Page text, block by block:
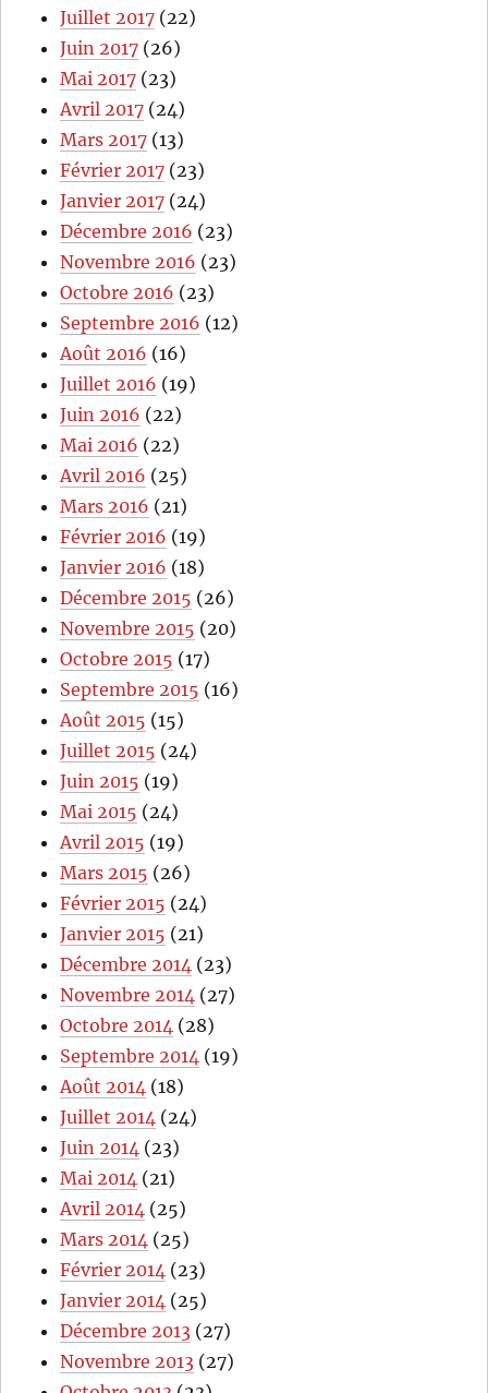
Juillet 2017 (22)
Juin 2017 (26)
Mai 2017 (23)
Avril 2017 (24)
Mars 2017 (13)
Février 2017 (23)
Janvier 2017 (24)
Décembre 2016 (23)
Novembre 2016 (23)
Octobre 2016 (23)
Septembre 2016 (12)
Août 2016 (16)
Juillet 2016 (19)
Juin 2016 (22)
Mai 2016 (22)
Avril 2016 (25)
Mars 2016 (21)
Février 2016 (19)
Janvier 2016 (18)
Décembre 2015 (26)
Novembre 2015 (20)
Octobre 2015 (17)
Septembre 2015 (16)
Août 2015 (15)
Juillet 2015 (24)
Juin 2015 (19)
Mai 2015 (24)
Avril 2015 (19)
Mars 2015 (26)
Février 2015 (24)
Janvier 2015 (21)
Décembre 2014 (23)
Novembre 2014 (27)
Octobre 2014 (28)
Septembre 2014 (19)
Août 2014 (18)
Juillet 2014 (24)
Juin 2014 (23)
Mai 2014 (21)
Avril 2014 (25)
Mars 2014 (25)
Février 2014 (23)
Janvier 2014 (25)
Décembre 2013 (27)
Novembre 2013 (27)